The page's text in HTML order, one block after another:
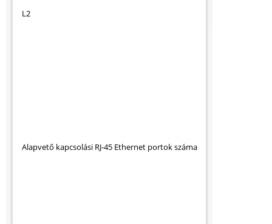
L2
Alapvető kapcsolási RJ-45 Ethernet portok száma